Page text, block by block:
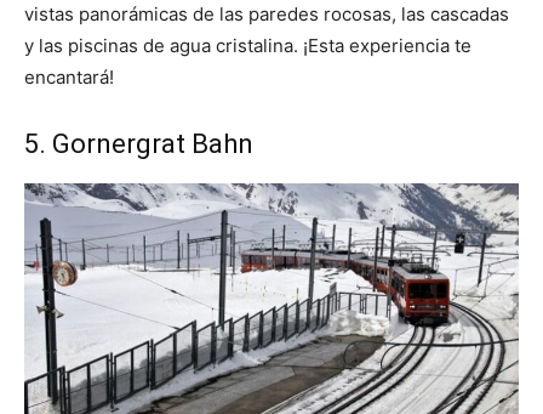
vistas panorámicas de las paredes rocosas, las cascadas
y las piscinas de agua cristalina. ¡Esta experiencia te
encantará!
5. Gornergrat Bahn